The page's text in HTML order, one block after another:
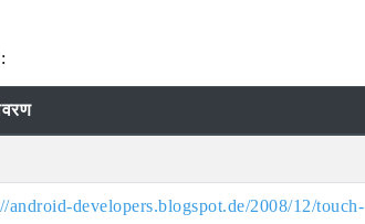
android-developers.blogspot.de/2008/12/touch-